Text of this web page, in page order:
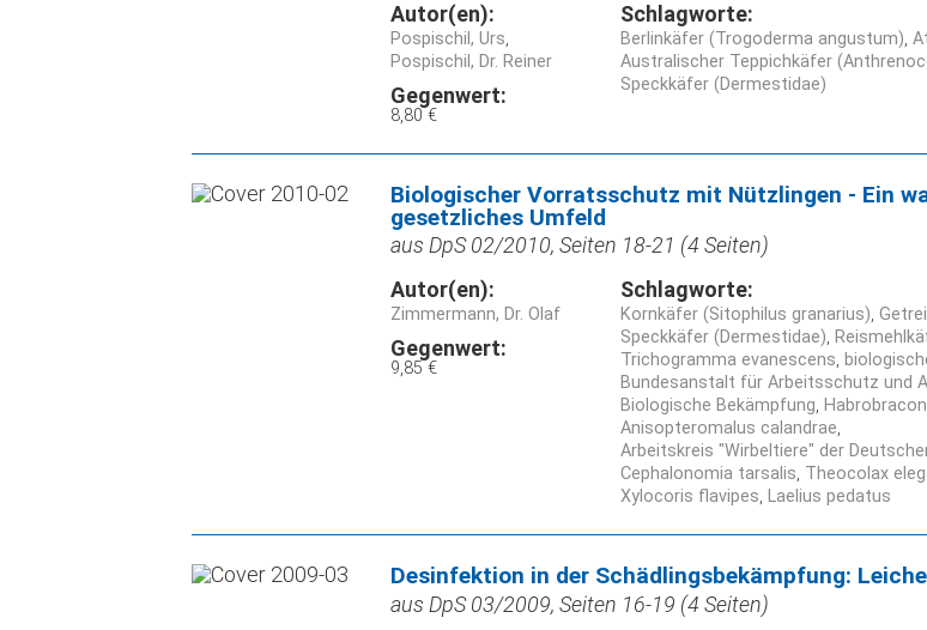
Autor(en):
Pospischil, Urs
Pospischil, Dr. Reiner
Gegenwert:
8,80 €
Schlagworte:
Berlinkäfer (Trogoderma angustum)
Australischer Teppichkäfer
Speckkäfer (Dermestidae)
Biologischer Vorratsschutz mit Nützlingen - Ein
gesetzliches Umfeld
aus DpS 02/2010, Seiten 18-21 (4 Seiten)
Autor(en):
Zimmermann, Dr. Olaf
Gegenwert:
9,85 €
Schlagworte:
Kornkäfer (Sitophilus granarius)
Speckkäfer (Dermestidae)
Trichogramma evanescens
Bundesanstalt für Arbeitsschutz und
Biologische Bekämpfung
Anisopteromalus calandrae
Arbeitskreis "Wirbeltiere" der
Cephalonomia tarsalis Theocolax
Xylocoris flavipes Laelius pedatus
Desinfektion in der Schädlingsbekämpfung:
aus DpS 03/2009, Seiten 16-19 (4 Seiten)